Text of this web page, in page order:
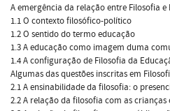
A emergência da relação entre Filosofia e
1.1 O contexto filosófico-político
1.2 O sentido do termo educação
1.3 A educação como imagem duma
1.4 A configuração de Filosofia da
Algumas das questões inscritas em
2.1 A ensinabilidade da filosofia: o
2.2 A relação da filosofia com as crianças